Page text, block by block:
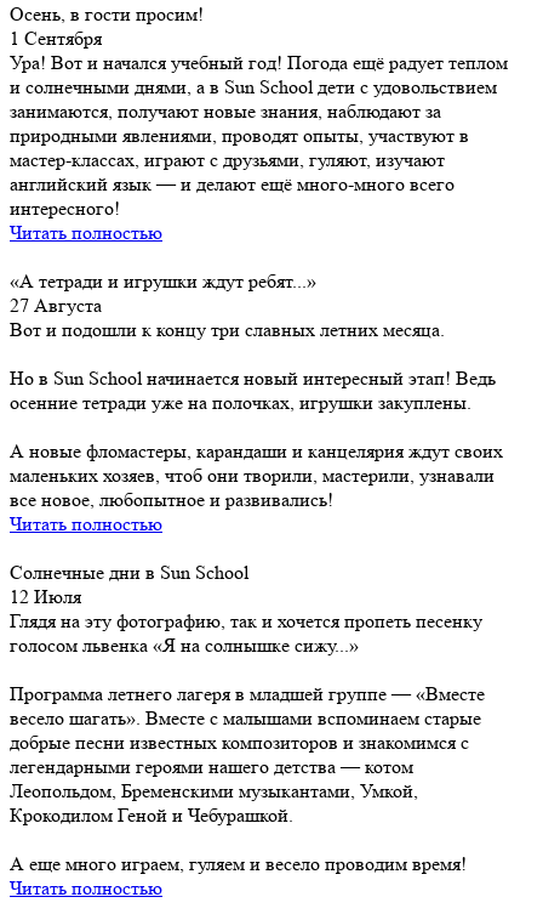
Осень, в гости просим!
1 Сентября
Ура! Вот и начался учебный год! Погода ещё радует теплом
и солнечными днями, а в Sun School дети с удовольствием
занимаются, получают новые знания, наблюдают за
природными явлениями, проводят опыты, участвуют в
мастер-классах, играют с друзьями, гуляют, изучают
английский язык — и делают ещё много-много всего
интересного!
Читать полностью
«А тетради и игрушки ждут ребят...»
27 Августа
Вот и подошли к концу три славных летних месяца.
Но в Sun School начинается новый интересный этап! Ведь
осенние тетради уже на полочках, игрушки закуплены.
А новые фломастеры, карандаши и канцелярия ждут своих
маленьких хозяев, чтоб они творили, мастерили, узнавали
все новое, любопытное и развивались!
Читать полностью
Солнечные дни в Sun School
12 Июля
Глядя на эту фотографию, так и хочется пропеть песенку
голосом львенка «Я на солнышке сижу...»
Программа летнего лагеря в младшей группе — «Вместе
весело шагать». Вместе с малышами вспоминаем старые
добрые песни известных композиторов и знакомимся с
легендарными героями нашего детства — котом
Леопольдом, Бременскими музыкантами, Умкой,
Крокодилом Геной и Чебурашкой.
А еще много играем, гуляем и весело проводим время!
Читать полностью